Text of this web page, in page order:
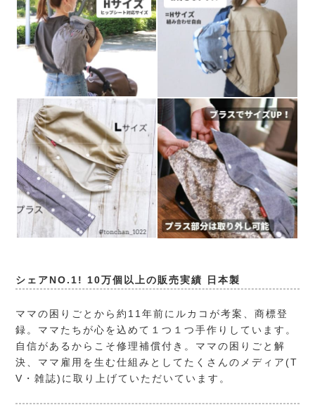
シェアNO.1! 10万個以上の販売実績 日本製
ママの困りごとから約11年前にルカコが考案、商標登
録。ママたちが心を込めて１つ１つ手作りしています。
自信があるからこそ修理補償付き。ママの困りごと解
決、ママ雇用を生む仕組みとしてたくさんのメディア(T
V・雑誌)に取り上げていただいています。